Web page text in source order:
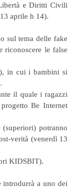
e Diritti Civili
aprile h 14).
sul tema delle fake
riconoscere le false
in cui i bambini si
il quale i ragazzi
Be Internet
potranno
verità (venerdì 13
KIDSBIT).
a uno dei